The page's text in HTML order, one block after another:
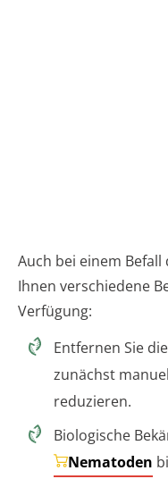
Auch bei einem
Ihnen verschiedene
Verfügung:
Entfernen Sie
zunächst
reduzieren.
Biologische
Nematoden